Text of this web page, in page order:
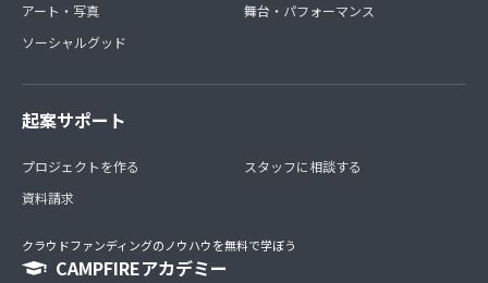
アート・写真
ソーシャルグッド
舞台・パフォーマンス
起案サポート
プロジェクトを作る
資料請求
スタッフに相談する
クラウドファンディングのノウハウを無料で学ぼう
CAMPFIREアカデミー